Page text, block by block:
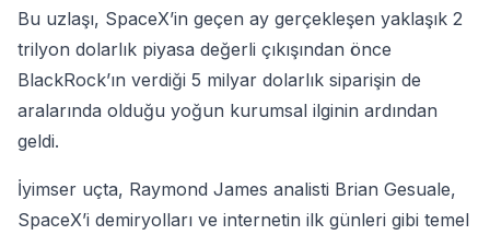
Bu uzlaşı, SpaceX’in geçen ay gerçekleşen yaklaşık 2
trilyon dolarlık piyasa değerli çıkışından önce
BlackRock’ın verdiği 5 milyar dolarlık siparişin de
aralarında olduğu yoğun kurumsal ilginin ardından
geldi.
İyimser uçta, Raymond James analisti Brian Gesuale,
SpaceX’i demiryolları ve internetin ilk günleri gibi temel